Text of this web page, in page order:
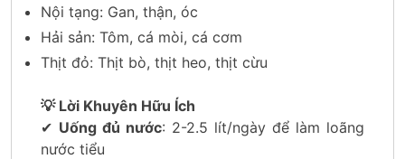
Nội tạng: Gan, thận, óc
Hải sản: Tôm, cá mòi, cá cơm
Thịt đỏ: Thịt bò, thịt heo, thịt cừu
💡 Lời Khuyên Hữu Ích
✔ Uống đủ nước: 2-2.5 lít/ngày để làm loãng
nước tiểu